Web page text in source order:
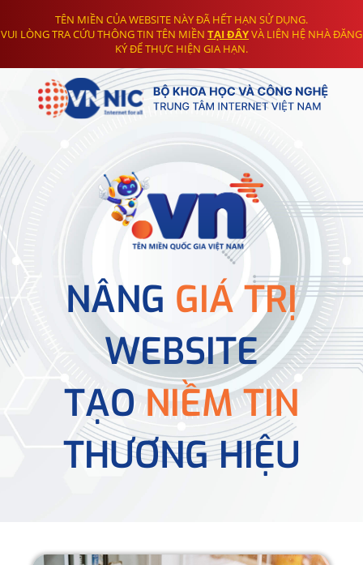
TÊN MIỀN CỦA WEBSITE NÀY ĐÃ HẾT HẠN SỬ DỤNG.
VUI LÒNG TRA CỨU THÔNG TIN TÊN MIỀN TẠI ĐÂYVÀ LIÊN HỆ NHÀ ĐĂNG
KÝ ĐỂ THỰC HIỆN GIA HẠN.
NÂNG GIÁ TRỊ
WEBSITE
TẠONIỀM TIN
THƯƠNG HIỆU